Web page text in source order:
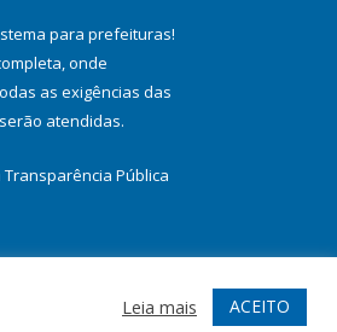
para prefeituras!
onde
as exigências das
serão atendidas.
Transparência Pública
Acessar Webmail
Leia mais ACEITO